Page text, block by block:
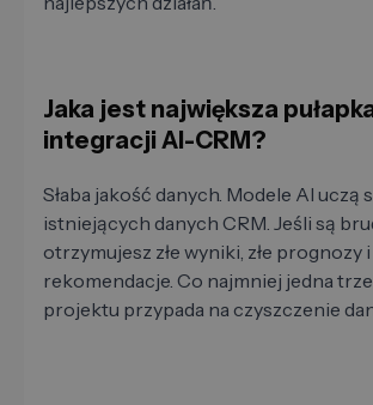
Jaka jest największa
integracji AI-CRM?
Słaba jakość danych. Modele AI uczą
istniejących danych CRM. Jeśli są
otrzymujesz złe wyniki, złe prognozy i
rekomendacje. Co najmniej jedna
projektu przypada na czyszczenie